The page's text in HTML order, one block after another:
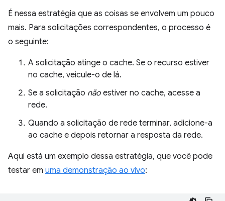
É nessa estratégia que as coisas se envolvem um pouco
mais. Para solicitações correspondentes, o processo é
o seguinte:
A solicitação atinge o cache. Se o recurso estiver
no cache, veicule-o de lá.
Se a solicitação não estiver no cache, acesse a
rede.
Quando a solicitação de rede terminar, adicione-a
ao cache e depois retornar a resposta da rede.
Aqui está um exemplo dessa estratégia, que você pode
testar em uma demonstração ao vivo: